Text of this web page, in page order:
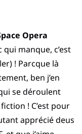
Opera
qui manque, c’est
! Parcque là
ben j’en
se déroulent
! C’est pour
apprécié deus